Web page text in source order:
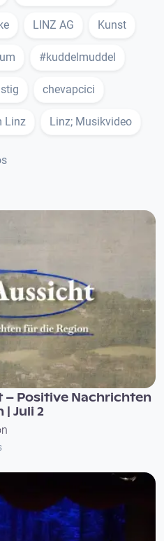
LINZ AG Kunst
#kuddelmuddel
chevapcici
Linz Linz; Musikvideo
– Positive Nachrichten
Juli 2